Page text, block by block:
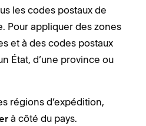
les codes postaux de
Pour appliquer des zones
et à des codes postaux
État, d’une province ou
régions d’expédition,
à côté du pays.